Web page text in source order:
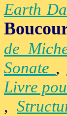
Earth
de
Sonate ,
Livre
,